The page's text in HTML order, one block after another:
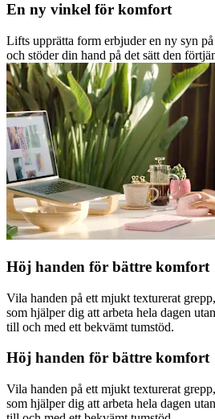
En ny vinkel för komfort
Lifts upprätta form erbjuder en ny syn på
och stöder din hand på det sätt den
Höj handen för bättre komfort
Vila handen på ett mjukt texturerat
som hjälper dig att arbeta hela dagen
till och med ett bekvämt tumstöd.
Höj handen för bättre komfort
Vila handen på ett mjukt texturerat
som hjälper dig att arbeta hela dagen